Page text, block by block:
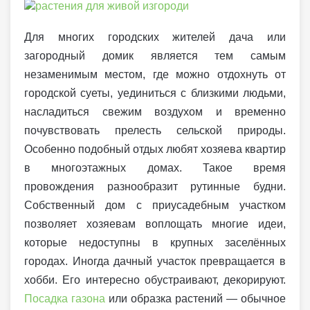
Для многих городских жителей дача или
загородный домик является тем самым
незаменимым местом, где можно отдохнуть от
городской суеты, уединиться с близкими людьми,
насладиться свежим воздухом и временно
почувствовать прелесть сельской природы.
Особенно подобный отдых любят хозяева квартир
в многоэтажных домах. Такое время
провождения разнообразит рутинные будни.
Собственный дом с приусадебным участком
позволяет хозяевам воплощать многие идеи,
которые недоступны в крупных заселённых
городах. Иногда дачный участок превращается в
хобби. Его интересно обустраивают, декорируют.
Посадка газона или образка растений — обычное